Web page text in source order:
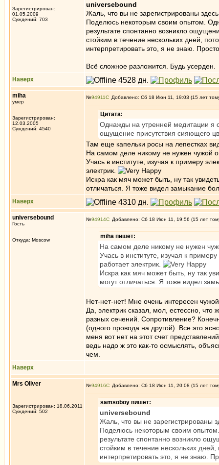
Зарегистрирован:
01.05.2009
Суждений: 703
universebound
Жаль, что вы не зарегистрированы
Поделюсь некоторым своим опытом.
результате спонтанно возникло
стойким в течение нескольких дней,
интерпретировать это, я не знаю.
Всё сложное разложится. Будь усерден.
Наверх
miha
умер
Зарегистрирован:
12.03.2005
Суждений: 4540
№94911 Добавлено: Сб 18 Июн 11, 19:03 (15 лет
Цитата:
Однажды на утренней медитации я
ощущение присутствия сияющего
Там еще капельки росы на лепестках
На самом деле никому не нужен чужой
Учась в институте, изучая к примеру
электрик.
Искра как мяч может быть, ну так
отличаться. Я тоже видел замыкание
Наверх
universebound
Гость
Откуда: Moscow
№94914 Добавлено: Сб 18 Июн 11, 19:56 (15 лет
miha пишет:
На самом деле никому не нужен
Учась в институте, изучая к
работает электрик.
Искра как мяч может быть, ну так
могут отличаться. Я тоже видел
Нет-нет-нет! Мне очень интересен
Да, электрик сказал, мол, естессно,
разных сечений. Сопротивление?
(одного провода на другой). Все это
меня вот нет на этот счет
ведь надо ж это как-то осмыслять,
чем.
Наверх
Mrs Oliver
Зарегистрирован: 18.06.2011
Суждений: 502
№94916 Добавлено: Сб 18 Июн 11, 20:08 (15 лет
samsoboy пишет:
universebound
Жаль, что вы не зарегистрированы
Поделюсь некоторым своим
результате спонтанно возникло
стойким в течение нескольких
интерпретировать это, я не знаю.